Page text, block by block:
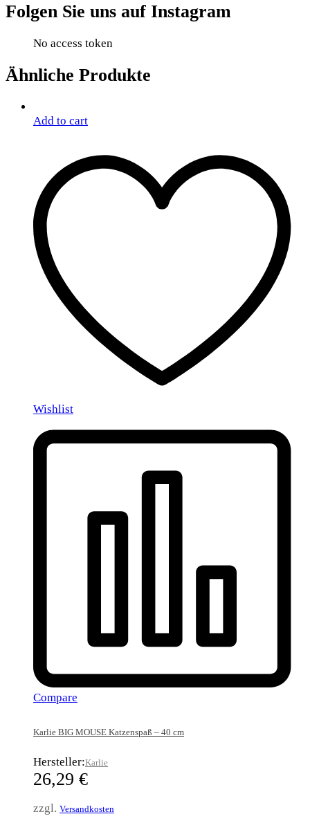
Folgen Sie uns auf Instagram
No access token
Ähnliche Produkte
Add to cart
Wishlist
Compare
Karlie BIG MOUSE Katzenspaß – 40 cm
Hersteller:Karlie
26,29 €
zzgl. Versandkosten